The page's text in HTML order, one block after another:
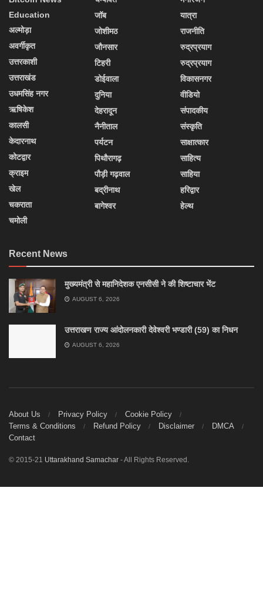
Education
अल्मोड़ा
अवर्गीकृत
उत्तरकाशी
उत्तराखंड
उधमसिंह नगर
ऋषिकेश
कालसी
केदारनाथ
कोटद्वार
क्राइम
खेल
चकराता
चमोली
जॉब
जोशीमठ
जौनसार
टिहरी
डोईवाला
दुनिया
देहरादून
नैनीताल
पर्यटन
पिथौरागढ़
पौड़ी गढ़वाल
बद्रीनाथ
बागेश्वर
यात्रा
राजनीति
रुद्रप्रयाग
रुद्रप्रयाग
विकासनगर
वीडियो
संपादकीय
संस्कृति
साक्षात्कार
साहित्य
साहिया
हरिद्वार
हेल्थ
Recent News
मुख्यमंत्री से महानिदेशक एनसीसी ने की शिष्टाचार भेंट
AUGUST 6, 2026
उत्तराखण राज्य आंदोलनकारी देवेश्वरी भण्डारी (59) का निधन
AUGUST 6, 2026
About Us Privacy Policy
Cookie Policy
Terms & Conditions
Refund Policy Disclaimer
DMCA
Contact
© 2015-21 Uttarakhand Samachar - All Rights Reserved.